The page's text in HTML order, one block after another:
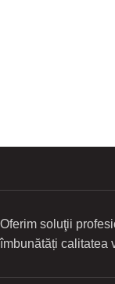
Oferim soluţii
îmbunătăți calitatea